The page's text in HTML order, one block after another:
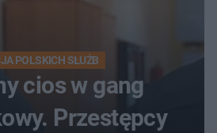
POLSKICH SŁUŻB
cios w gang
Przestępcy